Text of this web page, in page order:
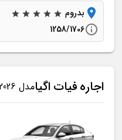
بدروم
1258/1706
اجارهفیاتاگیامدل 2026